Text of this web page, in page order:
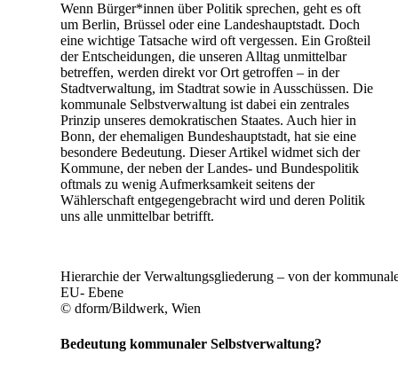
Wenn Bürger*innen über Politik sprechen, geht es oft
um Berlin, Brüssel oder eine Landeshauptstadt. Doch
eine wichtige Tatsache wird oft vergessen. Ein Großteil
der Entscheidungen, die unseren Alltag unmittelbar
betreffen, werden direkt vor Ort getroffen – in der
Stadtverwaltung, im Stadtrat sowie in Ausschüssen. Die
kommunale Selbstverwaltung ist dabei ein zentrales
Prinzip unseres demokratischen Staates. Auch hier in
Bonn, der ehemaligen Bundeshauptstadt, hat sie eine
besondere Bedeutung. Dieser Artikel widmet sich der
Kommune, der neben der Landes- und Bundespolitik
oftmals zu wenig Aufmerksamkeit seitens der
Wählerschaft entgegengebracht wird und deren Politik
uns alle unmittelbar betrifft.
Hierarchie der Verwaltungsgliederung – von der
EU- Ebene
© dform/Bildwerk, Wien
Bedeutung kommunaler Selbstverwaltung?